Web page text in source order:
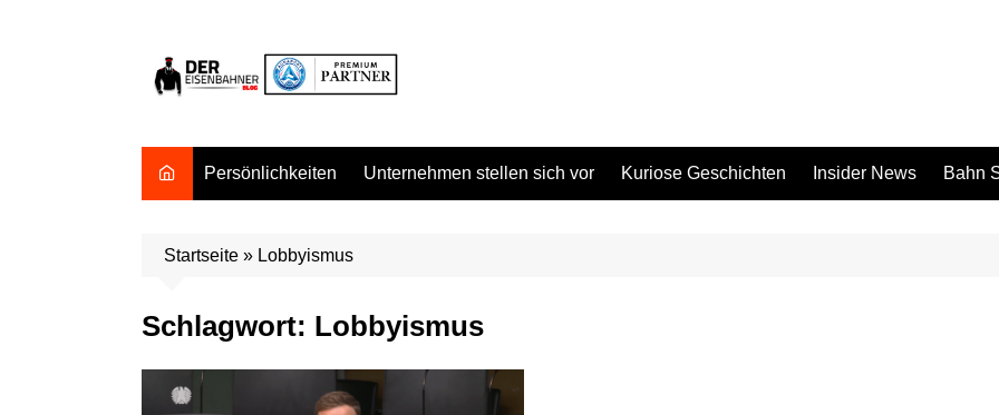
Persönlichkeiten Unternehmen stellen sich vor Kuriose Geschichten Insider News Bahn
Startseite » Lobbyismus
Schlagwort: Lobbyismus